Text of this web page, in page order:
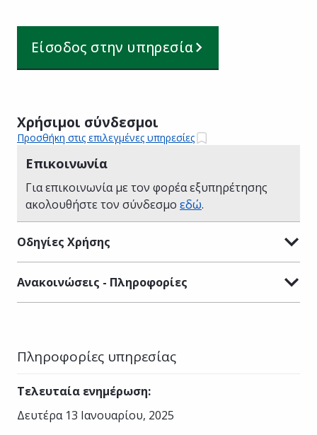
Είσοδος στην υπηρεσία
Χρήσιμοι σύνδεσμοι
Προσθήκη στις επιλεγμένες υπηρεσίες
Επικοινωνία
Για επικοινωνία με τον φορέα εξυπηρέτησης
ακολουθήστε τον σύνδεσμο εδώ.
Οδηγίες Χρήσης
Ανακοινώσεις - Πληροφορίες
Πληροφορίες υπηρεσίας
Τελευταία ενημέρωση:
Δευτέρα 13 Ιανουαρίου, 2025